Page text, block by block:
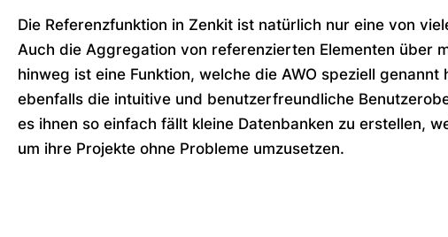
Die Referenzfunktion in Zenkit ist natürlich nur eine von
Auch die Aggregation von referenzierten Elementen über
hinweg ist eine Funktion, welche die AWO speziell genannt
ebenfalls die intuitive und benutzerfreundliche
es ihnen so einfach fällt kleine Datenbanken zu erstellen,
um ihre Projekte ohne Probleme umzusetzen.